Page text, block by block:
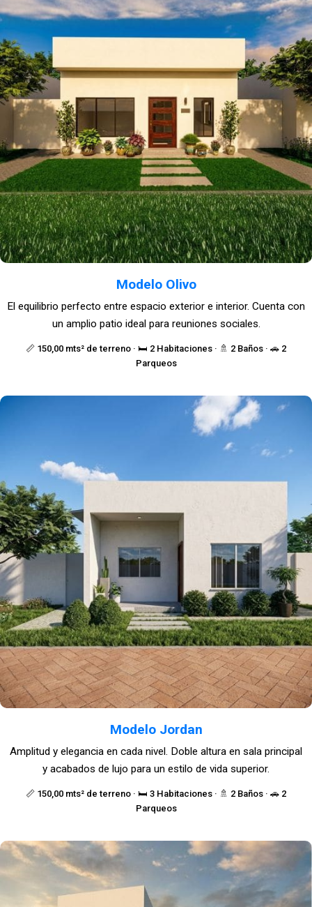
Modelo Olivo
📏 150,00 mts² de terreno · 🛏️ 2 Habitaciones · 🚿 2 Baños · 🚗 2
Parqueos
El equilibrio perfecto entre espacio exterior e interior. Cuenta con
un amplio patio ideal para reuniones sociales.
Modelo Jordan
📏 150,00 mts² de terreno · 🛏️ 3 Habitaciones · 🚿 2 Baños · 🚗 2
Parqueos
Amplitud y elegancia en cada nivel. Doble altura en sala principal
y acabados de lujo para un estilo de vida superior.